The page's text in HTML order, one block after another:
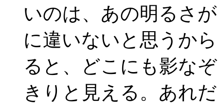
いのは、あの明るさ
に違いないと思うか
ると、どこにも影な
きりと見える。あれ